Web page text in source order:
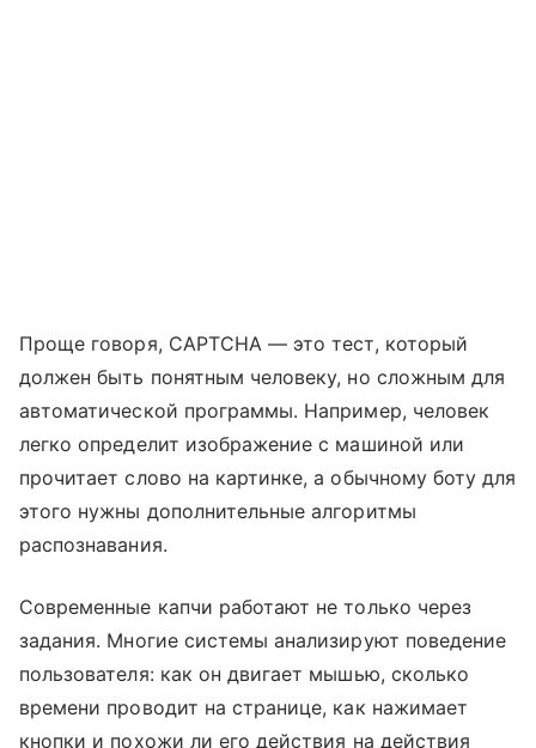
Проще говоря, CAPTCHA — это тест, который
должен быть понятным человеку, но сложным для
автоматической программы. Например, человек
легко определит изображение с машиной или
прочитает слово на картинке, а обычному боту для
этого нужны дополнительные алгоритмы
распознавания.
Современные капчи работают не только через
задания. Многие системы анализируют поведение
пользователя: как он двигает мышью, сколько
времени проводит на странице, как нажимает
кнопки и похожи ли его действия на действия